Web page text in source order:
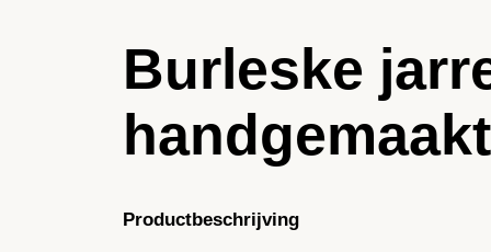
Burleske
Productbeschrijving